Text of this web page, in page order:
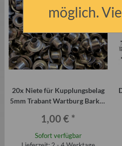
20x Niete für Kupplungsbelag
5mm Trabant Wartburg Barkas
1,00 € *
Sofort verfügbar
möglich.